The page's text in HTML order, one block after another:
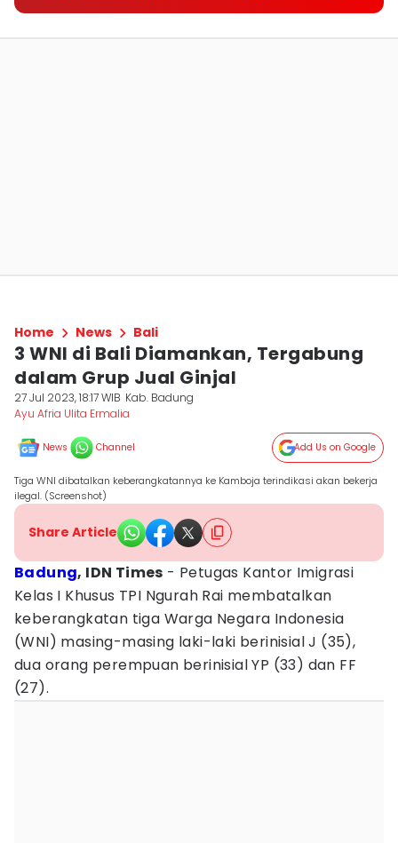
Home News Bali
3 WNI di Bali Diamankan, Tergabung
dalam Grup Jual Ginjal
27 Jul 2023, 18:17 WIB Kab. Badung
Ayu Afria Ulita Ermalia
News Channel Add Us on Google
Tiga WNI dibatalkan keberangkatannya ke Kamboja terindikasi akan bekerja
ilegal. (Screenshot)
Share Article
Badung, IDN Times - Petugas Kantor Imigrasi
Kelas I Khusus TPI Ngurah Rai membatalkan
keberangkatan tiga Warga Negara Indonesia
(WNI) masing-masing laki-laki berinisial J (35),
dua orang perempuan berinisial YP (33) dan FF
(27).